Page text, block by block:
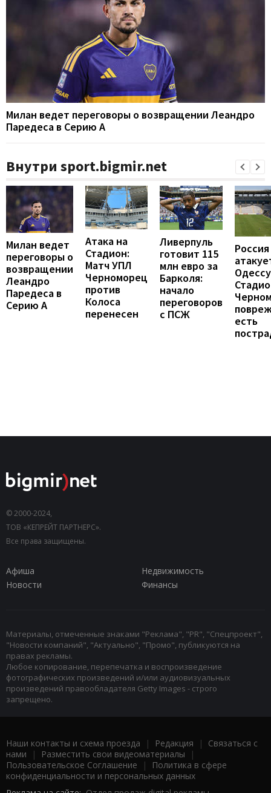
Милан ведет переговоры о возвращении Леандро
Паредеса в Серию А
Внутри sport.bigmir.net
Милан ведет
переговоры о
возвращении
Леандро
Паредеса в
Серию А
Атака на
Стадион:
Матч УПЛ
Черноморец
против
Колоса
перенесен
Ливерпуль
готовит 115
млн евро за
Барколя:
начало
переговоров
с ПСЖ
Россия
есть
© 2000-2024,
ТОВ «КЕПРЕЙТ ПАРТНЕРС».
Все права защищены.
Афиша
Недвижимость
Новости
Финансы
Материалы, отмеченные знаками "Реклама", "PR", "Спецпроект",
"Новости компаний", "Актуально", "Промо", публикуются на
правах рекламы.
Любое копирование, перепечатка и воспроизведение
фотографических произведений и/или аудиовизуальных
произведений правообладателя Getty Images - строго
запрещено.
Наши контакты и схема проезда | Редакция | Связаться с
нами | Разместить свои видеоматериалы |
Пользовательское Соглашение |
Политика в сфере
конфиденциальности и персональных данных